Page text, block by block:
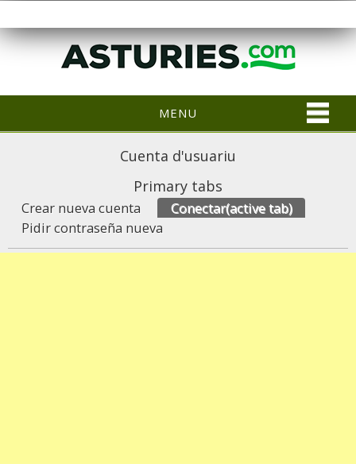
MENU
Cuenta d'usuariu
Primary tabs
Crear nueva cuenta Conectar(active tab)
Pidir contraseña nueva